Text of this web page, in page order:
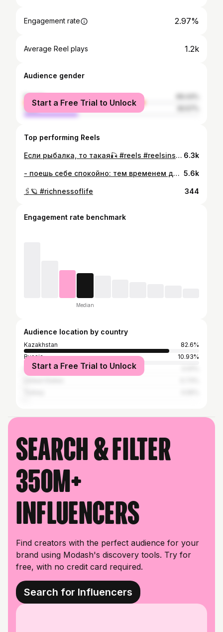
Engagement rate 2.97%
Average Reel plays 1.2k
Audience gender
female
male
Start a Free Trial to Unlock
Top performing Reels
Если рыбалка, то такая🎣 #reels #reelsinstagram #reelsvideo #instagram #instagood #travel #travelgram #travelling #instatravel #life #юмор #горы #путешествие #путешествия #друзья #отдыхсдрузьями #или #рекаили #выходные #снаминесоскучишься 6.3k
- поешь себе спокойно: тем временем друзья родителей 🗣️ #едунаАвтовозе 5.6k
🖇️🪐 #richnessoflife 344
Engagement rate benchmark
Median
Audience location by country
Kazakhstan
82.6%
Russia
10.93%
Ukraine
Start a Free Trial to Unlock
Search & filter
350M+
influencers
Find creators with the perfect audience for your
brand using Modash's discovery tools. Try for
free, with no credit card required.
Search for Influencers